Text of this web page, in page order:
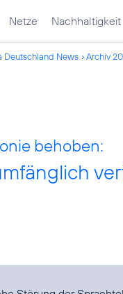
Netze Nachhaltigkeit
Deutschland News Archiv
behoben: